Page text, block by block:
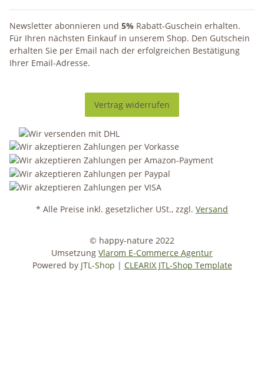
Newsletter abonnieren und 5% Rabatt-Guschein erhalten.
Für Ihren nächsten Einkauf in unserem Shop. Den Gutschein
erhalten Sie per Email nach der erfolgreichen Bestätigung
Ihrer Email-Adresse.
Vertrag widerrufen
* Alle Preise inkl. gesetzlicher USt., zzgl. Versand
© happy-nature 2022
Umsetzung Vlarom E-Commerce Agentur
Powered by JTL-Shop | CLEARIX JTL-Shop Template